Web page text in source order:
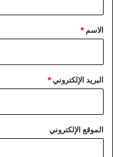
*
الاسم *
البريد الإلكتروني*
الموقع الإلكتروني